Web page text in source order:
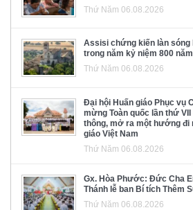
Thứ Năm 06.08.2026
Assisi chứng kiến làn
trong năm kỷ niệm 800
Thứ Năm 06.08.2026
Đại hội Huấn giáo Phục vụ
mừng Toàn quốc lần thứ
thông, mở ra một hướng đi
giáo Việt Nam
Thứ Năm 06.08.2026
Gx. Hòa Phước: Đức Cha
Thánh lễ ban Bí tích Thêm
Thứ Năm 06.08.2026